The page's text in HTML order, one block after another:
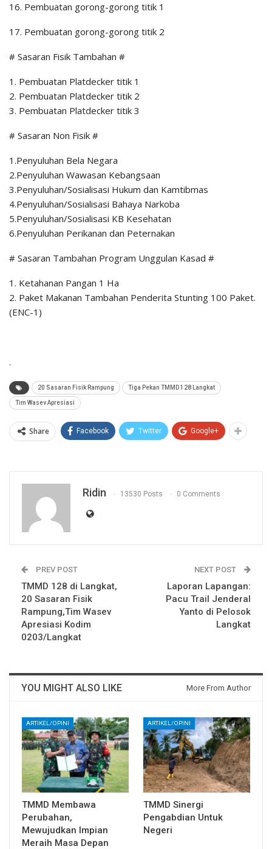
16. Pembuatan gorong-gorong titik 1
17. Pembuatan gorong-gorong titik 2
# Sasaran Fisik Tambahan #
1. Pembuatan Platdecker titik 1
2. Pembuatan Platdecker titik 2
3. Pembuatan Platdecker titik 3
# Sasaran Non Fisik #
1.Penyuluhan Bela Negara
2.Penyuluhan Wawasan Kebangsaan
3.Penyuluhan/Sosialisasi Hukum dan Kamtibmas
4.Penyuluhan/Sosialisasi Bahaya Narkoba
5.Penyuluhan/Sosialisasi KB Kesehatan
6.Penyuluhan Perikanan dan Peternakan
# Sasaran Tambahan Program Unggulan Kasad #
1. Ketahanan Pangan 1 Ha
2. Paket Makanan Tambahan Penderita Stunting 100 Paket.
(ENC-1)
.
20 Sasaran Fisik Rampung Tiga Pekan TMMD 128 Langkat
Tim Wasev Apresiasi
Share Facebook Twitter Google+
Ridin 13530 Posts 0 Comments
PREV POST
TMMD 128 di Langkat,
20 Sasaran Fisik
Rampung,Tim Wasev
Apresiasi Kodim
0203/Langkat
NEXT POST
Laporan Lapangan:
Pacu Trail Jenderal
Yanto di Pelosok
Langkat
YOU MIGHT ALSO LIKE More From Author
ARTIKEL/OPINI
TMMD Membawa
Perubahan,
Mewujudkan Impian
Meraih Masa Depan
ARTIKEL/OPINI
TMMD Sinergi
Pengabdian Untuk
Negeri